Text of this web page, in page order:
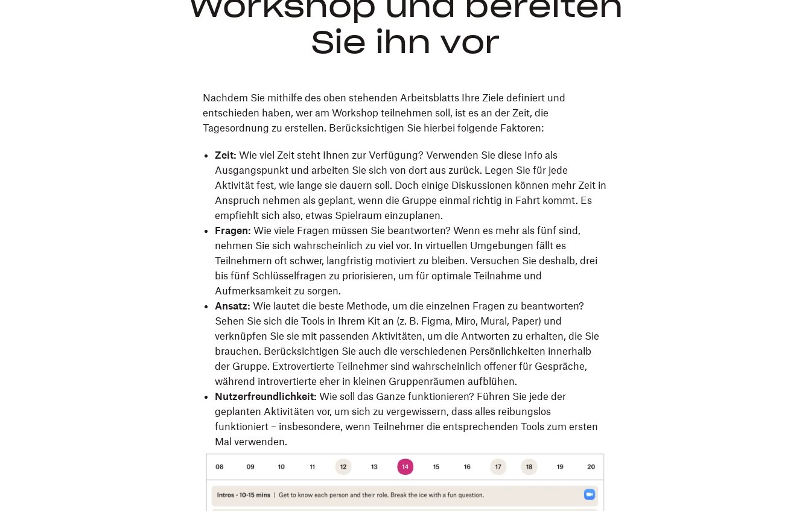
Sie ihn vor
Nachdem Sie mithilfe des oben stehenden Arbeitsblatts Ihre Ziele definiert und
entschieden haben, wer am Workshop teilnehmen soll, ist es an der Zeit, die
Tagesordnung zu erstellen. Berücksichtigen Sie hierbei folgende Faktoren:
Zeit: Wie viel Zeit steht Ihnen zur Verfügung? Verwenden Sie diese Info als
Ausgangspunkt und arbeiten Sie sich von dort aus zurück. Legen Sie für jede
Aktivität fest, wie lange sie dauern soll. Doch einige Diskussionen können mehr Zeit in
Anspruch nehmen als geplant, wenn die Gruppe einmal richtig in Fahrt kommt. Es
empfiehlt sich also, etwas Spielraum einzuplanen.
Fragen: Wie viele Fragen müssen Sie beantworten? Wenn es mehr als fünf sind,
nehmen Sie sich wahrscheinlich zu viel vor. In virtuellen Umgebungen fällt es
Teilnehmern oft schwer, langfristig motiviert zu bleiben. Versuchen Sie deshalb, drei
bis fünf Schlüsselfragen zu priorisieren, um für optimale Teilnahme und
Aufmerksamkeit zu sorgen.
Ansatz: Wie lautet die beste Methode, um die einzelnen Fragen zu beantworten?
Sehen Sie sich die Tools in Ihrem Kit an (z. B. Figma, Miro, Mural, Paper) und
verknüpfen Sie sie mit passenden Aktivitäten, um die Antworten zu erhalten, die Sie
brauchen. Berücksichtigen Sie auch die verschiedenen Persönlichkeiten innerhalb
der Gruppe. Extrovertierte Teilnehmer sind wahrscheinlich offener für Gespräche,
während introvertierte eher in kleinen Gruppenräumen aufblühen.
Nutzerfreundlichkeit: Wie soll das Ganze funktionieren? Führen Sie jede der
geplanten Aktivitäten vor, um sich zu vergewissern, dass alles reibungslos
funktioniert – insbesondere, wenn Teilnehmer die entsprechenden Tools zum ersten
Mal verwenden.